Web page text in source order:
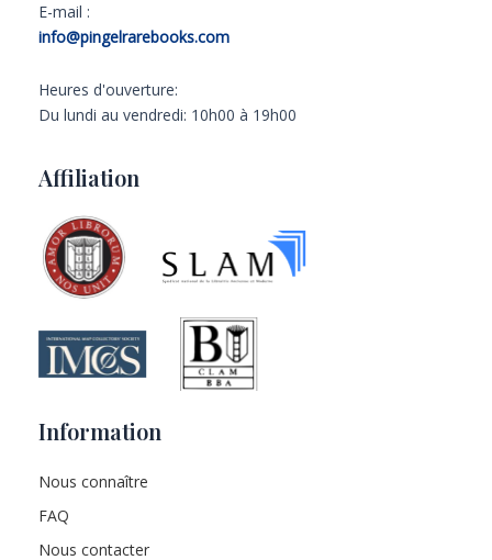
E-mail :
info@pingelrarebooks.com
Heures d'ouverture:
Du lundi au vendredi: 10h00 à 19h00
Affiliation
Information
Nous connaître
FAQ
Nous contacter